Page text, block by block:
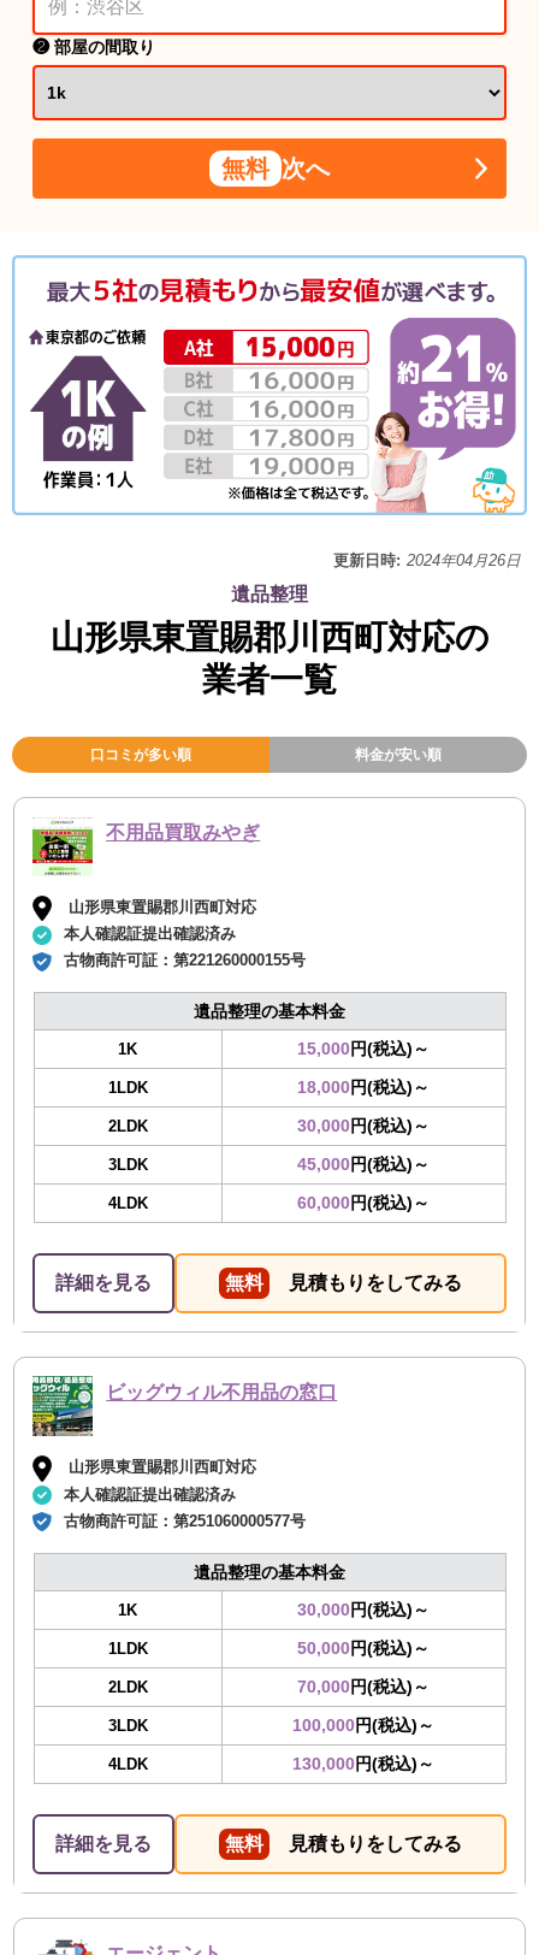
❷ 部屋の間取り
無料 次へ
更新日時: 2024年04月26日
遺品整理
山形県東置賜郡川西町対応の
業者一覧
口コミが多い順 料金が安い順
不用品買取みやぎ
山形県東置賜郡川西町対応
本人確認証提出確認済み
古物商許可証：第221260000155号
遺品整理の基本料金
1K 15,000円(税込)～
1LDK 18,000円(税込)～
2LDK 30,000円(税込)～
3LDK 45,000円(税込)～
4LDK 60,000円(税込)～
詳細を見る 無料 見積もりをしてみる
ビッグウィル不用品の窓口
山形県東置賜郡川西町対応
本人確認証提出確認済み
古物商許可証：第251060000577号
遺品整理の基本料金
1K 30,000円(税込)～
1LDK 50,000円(税込)～
2LDK 70,000円(税込)～
3LDK 100,000円(税込)～
4LDK 130,000円(税込)～
詳細を見る 無料 見積もりをしてみる